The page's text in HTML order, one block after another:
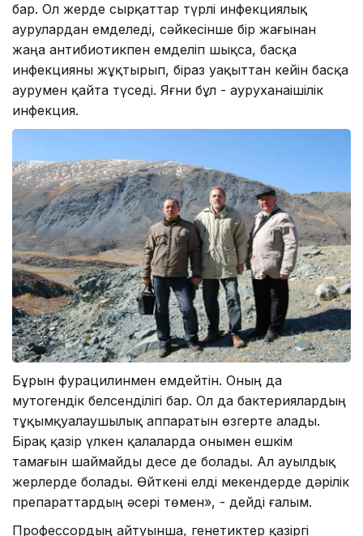
бар. Ол жерде сырқаттар түрлі инфекциялық
аурулардан емделеді, сәйкесінше бір жағынан
жаңа антибиотикпен емделіп шықса, басқа
инфекцияны жұқтырып, біраз уақыттан кейін басқа
аурумен қайта түседі. Яғни бұл - ауруханаішілік
инфекция.
Бұрын фурацилинмен емдейтін. Оның да
мутогендік белсенділігі бар. Ол да бактериялардың
тұқымқуалаушылық аппаратын өзгерте алады.
Бірақ қазір үлкен қалаларда онымен ешкім
тамағын шаймайды десе де болады. Ал ауылдық
жерлерде болады. Өйткені елді мекендерде дәрілік
препараттардың әсері төмен», - дейді ғалым.
Профессордың айтуынша, генетиктер қазіргі